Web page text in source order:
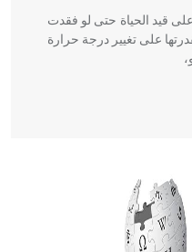
على تغيير درجة حرارة
والفلسفة.